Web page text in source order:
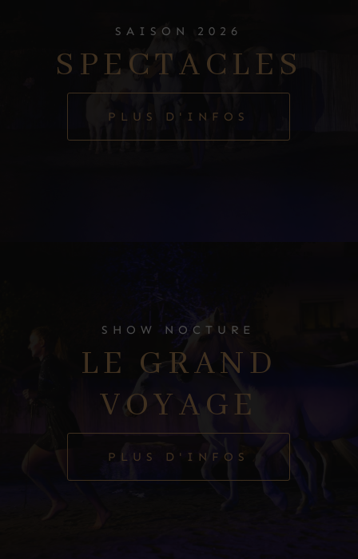
SAISON 2026
SPECTACLES
PLUS D'INFOS
SHOW NOCTURE
LE GRAND
VOYAGE
PLUS D'INFOS